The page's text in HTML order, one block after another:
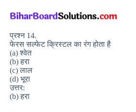
प्रश्न 14.
फेरस सल्फेट क्रिस्टल का रंग होता है
(a) श्वेत
(b) हरा
(c) लाल
(d) भूरा
उत्तर:
(b) हरा